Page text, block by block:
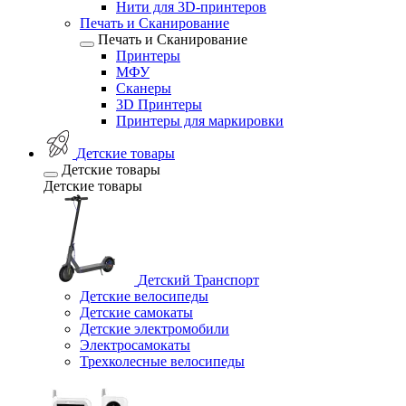
Нити для 3D-принтеров
Печать и Сканирование
Печать и Сканирование
Принтеры
МФУ
Сканеры
3D Принтеры
Принтеры для маркировки
Детские товары
Детские товары
Детские товары
Детский Транспорт
Детские велосипеды
Детские самокаты
Детские электромобили
Электросамокаты
Трехколесные велосипеды